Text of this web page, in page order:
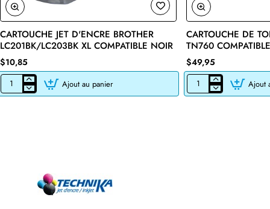
🔥 Bestseller
CARTOUCHE JET D'ENCRE BROTHER
LC201BK/LC203BK XL COMPATIBLE NOIR
$10,85
CARTOUCHE
JET
Ajout au panier
CARTOUCHE DE
TN760
$49,95
CARTOUCHE
DE
Ajout